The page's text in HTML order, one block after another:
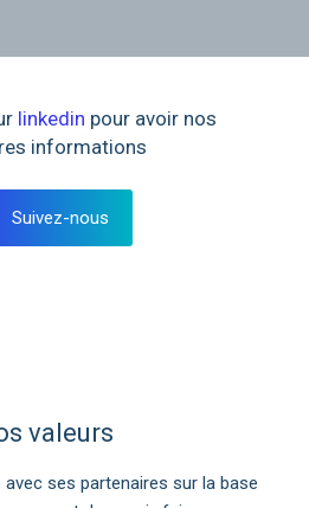
linkedin pour avoir nos
informations
Suivez-nous
valeurs
avec ses partenaires sur la base